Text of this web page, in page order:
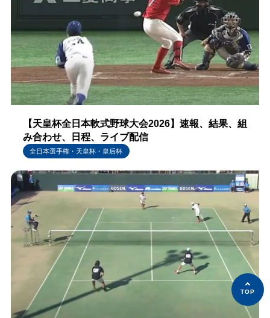
【天皇杯全日本軟式野球大会2026】速報、結果、組
み合わせ、日程、ライブ配信
全日本選手権・天皇杯・皇后杯